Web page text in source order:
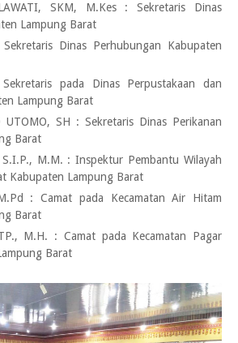
SKM, M.Kes
:
Sekretaris Dinas
Lampung Barat
Sekretaris Dinas Perhubungan Kabupaten
Sekretaris pada Dinas Perpustakaan dan
Lampung Barat
UTOMO, SH : Sekretaris Dinas Perikanan
Barat
M.M. : Inspektur Pembantu Wilayah
Kabupaten Lampung Barat
:
Camat pada Kecamatan Air Hitam
Barat
M.H.
: Camat pada Kecamatan Pagar
Barat